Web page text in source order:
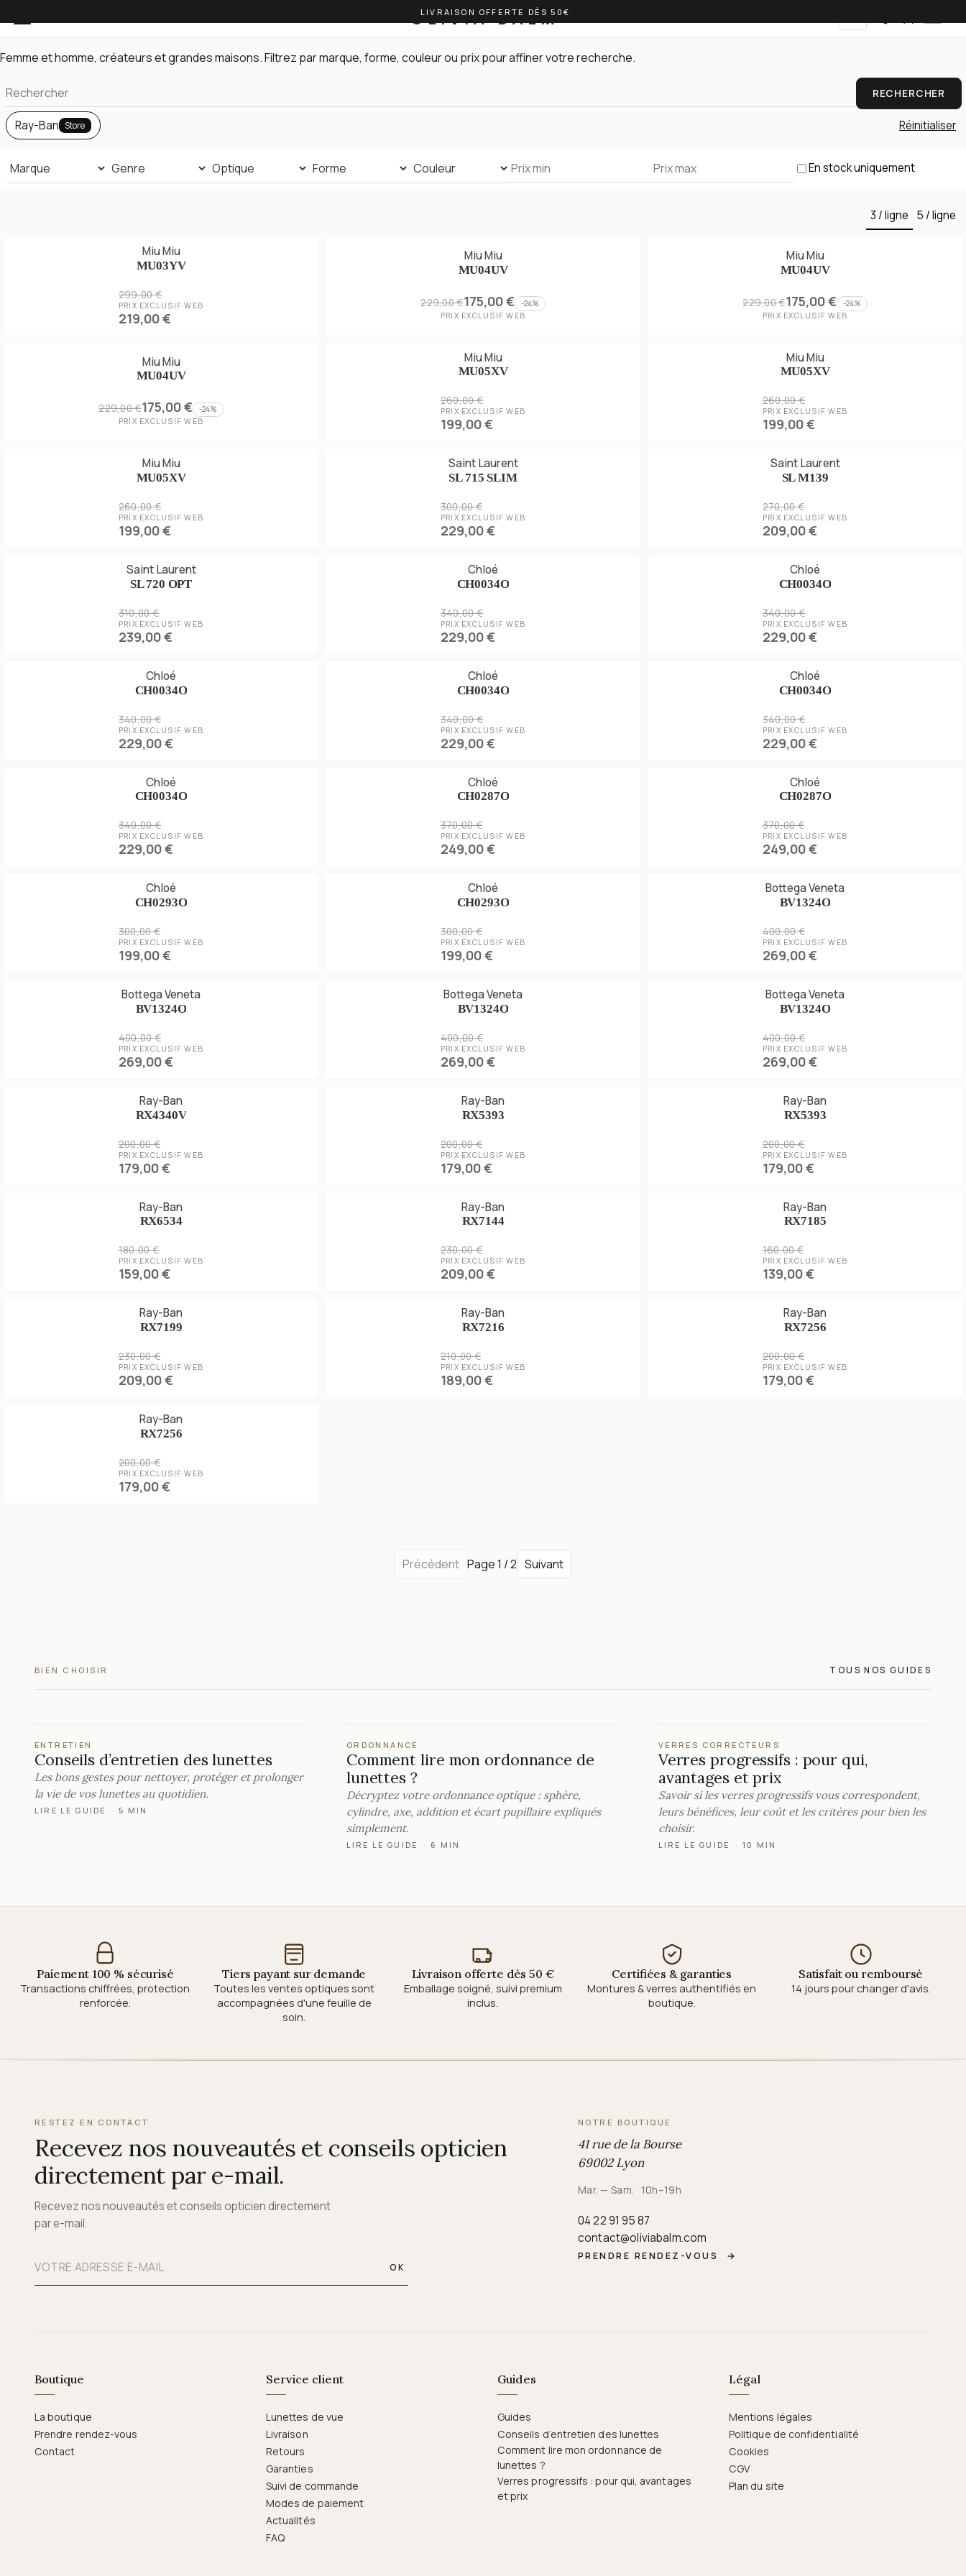
LIVRAISON OFFERTE DÈS 50€
OLIVIA BALM
Lunettes de vue — toute la collection
Femme et homme, créateurs et grandes maisons. Filtrez par marque, forme, couleur ou prix pour affiner votre recherche.
RECHERCHER
Ray-Ban Store Réinitialiser
En stock uniquement
3 / ligne 5 / ligne
Miu Miu
MU03YV
299,00 €
PRIX EXCLUSIF WEB
219,00 €
Miu Miu
MU04UV
229,00 €175,00 € -24%
PRIX EXCLUSIF WEB
Miu Miu
MU04UV
229,00 €175,00 € -24%
PRIX EXCLUSIF WEB
Miu Miu
MU04UV
229,00 €175,00 € -24%
PRIX EXCLUSIF WEB
Miu Miu
MU05XV
260,00 €
PRIX EXCLUSIF WEB
199,00 €
Miu Miu
MU05XV
260,00 €
PRIX EXCLUSIF WEB
199,00 €
Miu Miu
MU05XV
260,00 €
PRIX EXCLUSIF WEB
199,00 €
Saint Laurent
SL 715 SLIM
300,00 €
PRIX EXCLUSIF WEB
229,00 €
Saint Laurent
SL M139
270,00 €
PRIX EXCLUSIF WEB
209,00 €
Saint Laurent
SL 720 OPT
310,00 €
PRIX EXCLUSIF WEB
239,00 €
Chloé
CH0034O
340,00 €
PRIX EXCLUSIF WEB
229,00 €
Chloé
CH0034O
340,00 €
PRIX EXCLUSIF WEB
229,00 €
Chloé
CH0034O
340,00 €
PRIX EXCLUSIF WEB
229,00 €
Chloé
CH0034O
340,00 €
PRIX EXCLUSIF WEB
229,00 €
Chloé
CH0034O
340,00 €
PRIX EXCLUSIF WEB
229,00 €
Chloé
CH0034O
340,00 €
PRIX EXCLUSIF WEB
229,00 €
Chloé
CH0287O
370,00 €
PRIX EXCLUSIF WEB
249,00 €
Chloé
CH0287O
370,00 €
PRIX EXCLUSIF WEB
249,00 €
Chloé
CH0293O
300,00 €
PRIX EXCLUSIF WEB
199,00 €
Chloé
CH0293O
300,00 €
PRIX EXCLUSIF WEB
199,00 €
Bottega Veneta
BV1324O
400,00 €
PRIX EXCLUSIF WEB
269,00 €
Bottega Veneta
BV1324O
400,00 €
PRIX EXCLUSIF WEB
269,00 €
Bottega Veneta
BV1324O
400,00 €
PRIX EXCLUSIF WEB
269,00 €
Bottega Veneta
BV1324O
400,00 €
PRIX EXCLUSIF WEB
269,00 €
Ray-Ban
RX4340V
200,00 €
PRIX EXCLUSIF WEB
179,00 €
Ray-Ban
RX5393
200,00 €
PRIX EXCLUSIF WEB
179,00 €
Ray-Ban
RX5393
200,00 €
PRIX EXCLUSIF WEB
179,00 €
Ray-Ban
RX6534
180,00 €
PRIX EXCLUSIF WEB
159,00 €
Ray-Ban
RX7144
230,00 €
PRIX EXCLUSIF WEB
209,00 €
Ray-Ban
RX7185
160,00 €
PRIX EXCLUSIF WEB
139,00 €
Ray-Ban
RX7199
230,00 €
PRIX EXCLUSIF WEB
209,00 €
Ray-Ban
RX7216
210,00 €
PRIX EXCLUSIF WEB
189,00 €
Ray-Ban
RX7256
200,00 €
PRIX EXCLUSIF WEB
179,00 €
Ray-Ban
RX7256
200,00 €
PRIX EXCLUSIF WEB
179,00 €
Précédent Page 1 / 2 Suivant
BIEN CHOISIR TOUS NOS GUIDES
ENTRETIEN
Conseils d’entretien des lunettes
Les bons gestes pour nettoyer, protéger et prolonger
la vie de vos lunettes au quotidien.
LIRE LE GUIDE · 5 MIN
ORDONNANCE
Comment lire mon ordonnance de
lunettes ?
Décryptez votre ordonnance optique : sphère,
cylindre, axe, addition et écart pupillaire expliqués
simplement.
LIRE LE GUIDE · 6 MIN
VERRES CORRECTEURS
Verres progressifs : pour qui,
avantages et prix
Savoir si les verres progressifs vous correspondent,
leurs bénéfices, leur coût et les critères pour bien les
choisir.
LIRE LE GUIDE · 10 MIN
Paiement 100 % sécurisé
Transactions chiffrées, protection
renforcée.
Tiers payant sur demande
Toutes les ventes optiques sont
accompagnées d'une feuille de
soin.
Livraison offerte dès 50 €
Emballage soigné, suivi premium
inclus.
Certifiées & garanties
Montures & verres authentifiés en
boutique.
Satisfait ou remboursé
14 jours pour changer d'avis.
RESTEZ EN CONTACT
Recevez nos nouveautés et conseils opticien
directement par e-mail.
Recevez nos nouveautés et conseils opticien directement
par e-mail.
OK
NOTRE BOUTIQUE
41 rue de la Bourse
69002 Lyon
Mar. — Sam. · 10h–19h
04 22 91 95 87
contact@oliviabalm.com
PRENDRE RENDEZ-VOUS →
Boutique
La boutique
Prendre rendez-vous
Contact
Service client
Lunettes de vue
Livraison
Retours
Garanties
Suivi de commande
Modes de paiement
Actualités
FAQ
Guides
Guides
Conseils d’entretien des lunettes
Comment lire mon ordonnance de
lunettes ?
Verres progressifs : pour qui, avantages
et prix
Légal
Mentions légales
Politique de confidentialité
Cookies
CGV
Plan du site